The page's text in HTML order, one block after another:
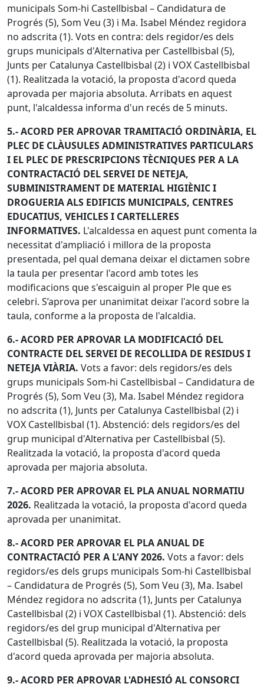
municipals Som-hi Castellbisbal – Candidatura de
Progrés (5), Som Veu (3) i Ma. Isabel Méndez regidora
no adscrita (1). Vots en contra: dels regidor/es dels
grups municipals d'Alternativa per Castellbisbal (5),
Junts per Catalunya Castellbisbal (2) i VOX Castellbisbal
(1). Realitzada la votació, la proposta d'acord queda
aprovada per majoria absoluta. Arribats en aquest
punt, l'alcaldessa informa d'un recés de 5 minuts.
5.- ACORD PER APROVAR TRAMITACIÓ ORDINÀRIA, EL
PLEC DE CLÀUSULES ADMINISTRATIVES PARTICULARS
I EL PLEC DE PRESCRIPCIONS TÈCNIQUES PER A LA
CONTRACTACIÓ DEL SERVEI DE NETEJA,
SUBMINISTRAMENT DE MATERIAL HIGIÈNIC I
DROGUERIA ALS EDIFICIS MUNICIPALS, CENTRES
EDUCATIUS, VEHICLES I CARTELLERES
INFORMATIVES. L'alcaldessa en aquest punt comenta la
necessitat d'ampliació i millora de la proposta
presentada, pel qual demana deixar el dictamen sobre
la taula per presentar l'acord amb totes les
modificacions que s'escaiguin al proper Ple que es
celebri. S’aprova per unanimitat deixar l'acord sobre la
taula, conforme a la proposta de l'alcaldia.
6.- ACORD PER APROVAR LA MODIFICACIÓ DEL
CONTRACTE DEL SERVEI DE RECOLLIDA DE RESIDUS I
NETEJA VIÀRIA. Vots a favor: dels regidors/es dels
grups municipals Som-hi Castellbisbal – Candidatura de
Progrés (5), Som Veu (3), Ma. Isabel Méndez regidora
no adscrita (1), Junts per Catalunya Castellbisbal (2) i
VOX Castellbisbal (1). Abstenció: dels regidors/es del
grup municipal d'Alternativa per Castellbisbal (5).
Realitzada la votació, la proposta d'acord queda
aprovada per majoria absoluta.
7.- ACORD PER APROVAR EL PLA ANUAL NORMATIU
2026. Realitzada la votació, la proposta d'acord queda
aprovada per unanimitat.
8.- ACORD PER APROVAR EL PLA ANUAL DE
CONTRACTACIÓ PER A L'ANY 2026. Vots a favor: dels
regidors/es dels grups municipals Som-hi Castellbisbal
– Candidatura de Progrés (5), Som Veu (3), Ma. Isabel
Méndez regidora no adscrita (1), Junts per Catalunya
Castellbisbal (2) i VOX Castellbisbal (1). Abstenció: dels
regidors/es del grup municipal d'Alternativa per
Castellbisbal (5). Realitzada la votació, la proposta
d'acord queda aprovada per majoria absoluta.
9.- ACORD PER APROVAR L'ADHESIÓ AL CONSORCI